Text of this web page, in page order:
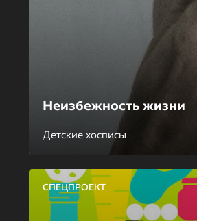
Неизбежность жизни
Детские хосписы
СПЕЦПРОЕКТ